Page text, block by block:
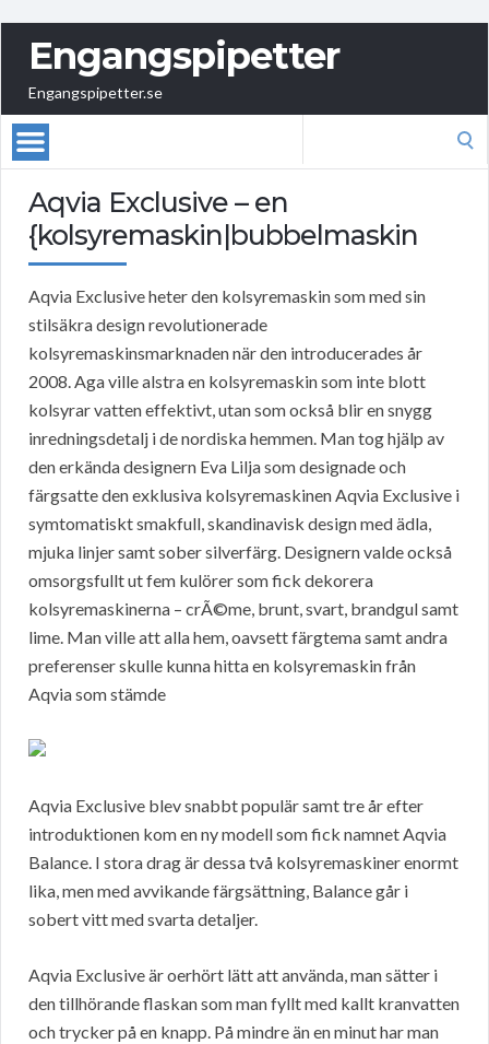
Engangspipetter
Engangspipetter.se
Aqvia Exclusive – en
{kolsyremaskin|bubbelmaskin
Aqvia Exclusive heter den kolsyremaskin som med sin
stilsäkra design revolutionerade
kolsyremaskinsmarknaden när den introducerades år
2008. Aga ville alstra en kolsyremaskin som inte blott
kolsyrar vatten effektivt, utan som också blir en snygg
inredningsdetalj i de nordiska hemmen. Man tog hjälp av
den erkända designern Eva Lilja som designade och
färgsatte den exklusiva kolsyremaskinen Aqvia Exclusive i
symtomatiskt smakfull, skandinavisk design med ädla,
mjuka linjer samt sober silverfärg. Designern valde också
omsorgsfullt ut fem kulörer som fick dekorera
kolsyremaskinerna – crÃ©me, brunt, svart, brandgul samt
lime. Man ville att alla hem, oavsett färgtema samt andra
preferenser skulle kunna hitta en kolsyremaskin från
Aqvia som stämde
Aqvia Exclusive blev snabbt populär samt tre år efter
introduktionen kom en ny modell som fick namnet Aqvia
Balance. I stora drag är dessa två kolsyremaskiner enormt
lika, men med avvikande färgsättning, Balance går i
sobert vitt med svarta detaljer.
Aqvia Exclusive är oerhört lätt att använda, man sätter i
den tillhörande flaskan som man fyllt med kallt kranvatten
och trycker på en knapp. På mindre än en minut har man